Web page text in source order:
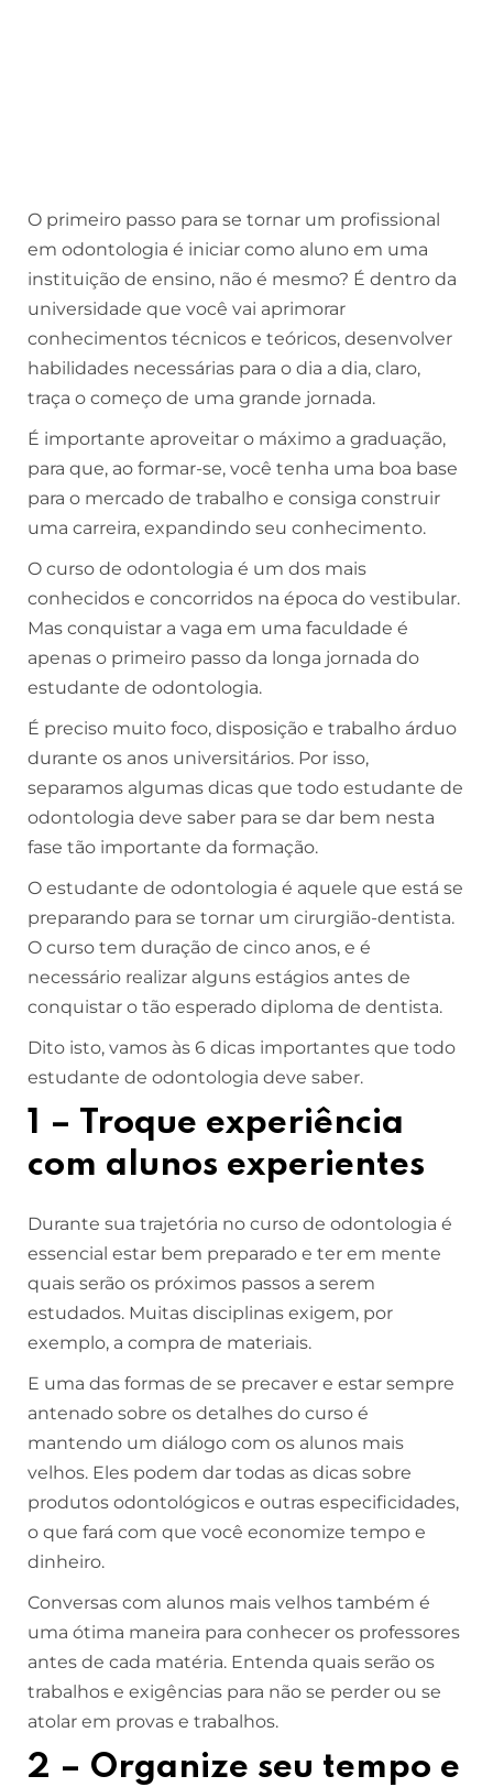
O primeiro passo para se tornar um profissional
em odontologia é iniciar como aluno em uma
instituição de ensino, não é mesmo? É dentro da
universidade que você vai aprimorar
conhecimentos técnicos e teóricos, desenvolver
habilidades necessárias para o dia a dia, claro,
traça o começo de uma grande jornada.
É importante aproveitar o máximo a graduação,
para que, ao formar-se, você tenha uma boa base
para o mercado de trabalho e consiga construir
uma carreira, expandindo seu conhecimento.
O curso de odontologia é um dos mais
conhecidos e concorridos na época do vestibular.
Mas conquistar a vaga em uma faculdade é
apenas o primeiro passo da longa jornada do
estudante de odontologia.
É preciso muito foco, disposição e trabalho árduo
durante os anos universitários. Por isso,
separamos algumas dicas que todo estudante de
odontologia deve saber para se dar bem nesta
fase tão importante da formação.
O estudante de odontologia é aquele que está se
preparando para se tornar um cirurgião-dentista.
O curso tem duração de cinco anos, e é
necessário realizar alguns estágios antes de
conquistar o tão esperado diploma de dentista.
Dito isto, vamos às 6 dicas importantes que todo
estudante de odontologia deve saber.
1 – Troque experiência
com alunos experientes
Durante sua trajetória no curso de odontologia é
essencial estar bem preparado e ter em mente
quais serão os próximos passos a serem
estudados. Muitas disciplinas exigem, por
exemplo, a compra de materiais.
E uma das formas de se precaver e estar sempre
antenado sobre os detalhes do curso é
mantendo um diálogo com os alunos mais
velhos. Eles podem dar todas as dicas sobre
produtos odontológicos e outras especificidades,
o que fará com que você economize tempo e
dinheiro.
Conversas com alunos mais velhos também é
uma ótima maneira para conhecer os professores
antes de cada matéria. Entenda quais serão os
trabalhos e exigências para não se perder ou se
atolar em provas e trabalhos.
2 – Organize seu tempo e